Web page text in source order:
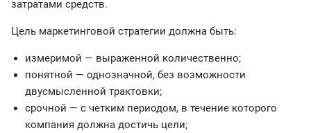
затратами средств.
Цель маркетинговой стратегии должна быть:
измеримой — выраженной количественно;
понятной — однозначной, без возможности
двусмысленной трактовки;
срочной — с четким периодом, в течение которого
компания должна достичь цели;